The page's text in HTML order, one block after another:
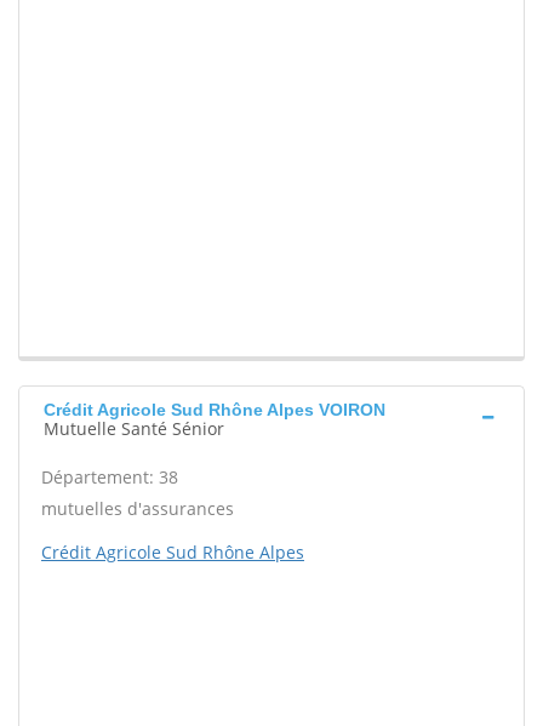
Crédit Agricole Sud Rhône Alpes VOIRON
Mutuelle Santé Sénior
Département: 38
mutuelles d'assurances
Crédit Agricole Sud Rhône Alpes